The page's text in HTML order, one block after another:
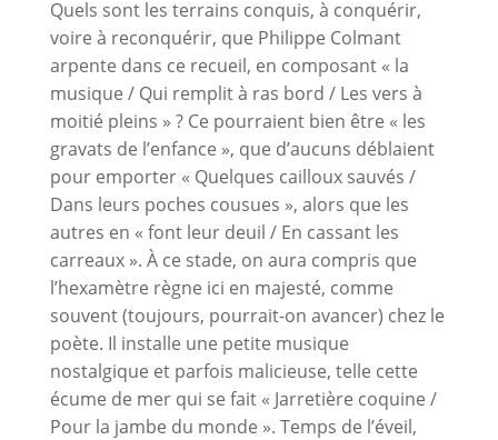
Quels sont les terrains conquis, à conquérir,
voire à reconquérir, que Philippe Colmant
arpente dans ce recueil, en composant « la
musique / Qui remplit à ras bord / Les vers à
moitié pleins » ? Ce pourraient bien être « les
gravats de l’enfance », que d’aucuns déblaient
pour emporter « Quelques cailloux sauvés /
Dans leurs poches cousues », alors que les
autres en « font leur deuil / En cassant les
carreaux ». À ce stade, on aura compris que
l’hexamètre règne ici en majesté, comme
souvent (toujours, pourrait-on avancer) chez le
poète. Il installe une petite musique
nostalgique et parfois malicieuse, telle cette
écume de mer qui se fait « Jarretière coquine /
Pour la jambe du monde ». Temps de l’éveil,